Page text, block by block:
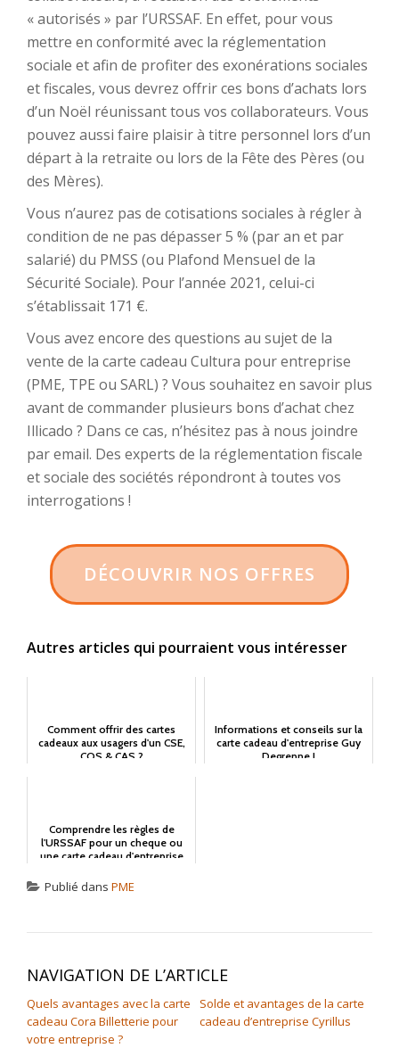
« autorisés » par l’URSSAF. En effet, pour vous
mettre en conformité avec la réglementation
sociale et afin de profiter des exonérations sociales
et fiscales, vous devrez offrir ces bons d’achats lors
d’un Noël réunissant tous vos collaborateurs. Vous
pouvez aussi faire plaisir à titre personnel lors d’un
départ à la retraite ou lors de la Fête des Pères (ou
des Mères).
Vous n’aurez pas de cotisations sociales à régler à
condition de ne pas dépasser 5 % (par an et par
salarié) du PMSS (ou Plafond Mensuel de la
Sécurité Sociale). Pour l’année 2021, celui-ci
s’établissait 171 €.
Vous avez encore des questions au sujet de la
vente de la carte cadeau Cultura pour entreprise
(PME, TPE ou SARL) ? Vous souhaitez en savoir plus
avant de commander plusieurs bons d’achat chez
Illicado ? Dans ce cas, n’hésitez pas à nous joindre
par email. Des experts de la réglementation fiscale
et sociale des sociétés répondront à toutes vos
interrogations !
DÉCOUVRIR NOS OFFRES
Autres articles qui pourraient vous intéresser
Comment offrir des cartes
cadeaux aux usagers d'un CSE,
COS & CAS ?
Informations et conseils sur la
carte cadeau d'entreprise Guy
Degrenne !
Comprendre les règles de
l'URSSAF pour un cheque ou
une carte cadeau d'entreprise
Publié dans PME
NAVIGATION DE L’ARTICLE
Quels avantages avec la carte
cadeau Cora Billetterie pour
votre entreprise ?
Solde et avantages de la carte
cadeau d’entreprise Cyrillus